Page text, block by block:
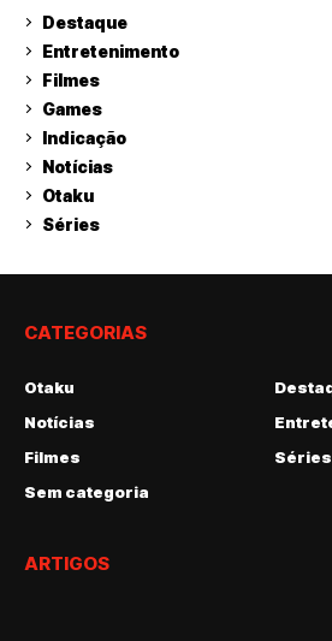
Destaque
Entretenimento
Filmes
Games
Indicação
Notícias
Otaku
Séries
CATEGORIAS
Otaku
Notícias
Filmes
Séries
Sem categoria
ARTIGOS